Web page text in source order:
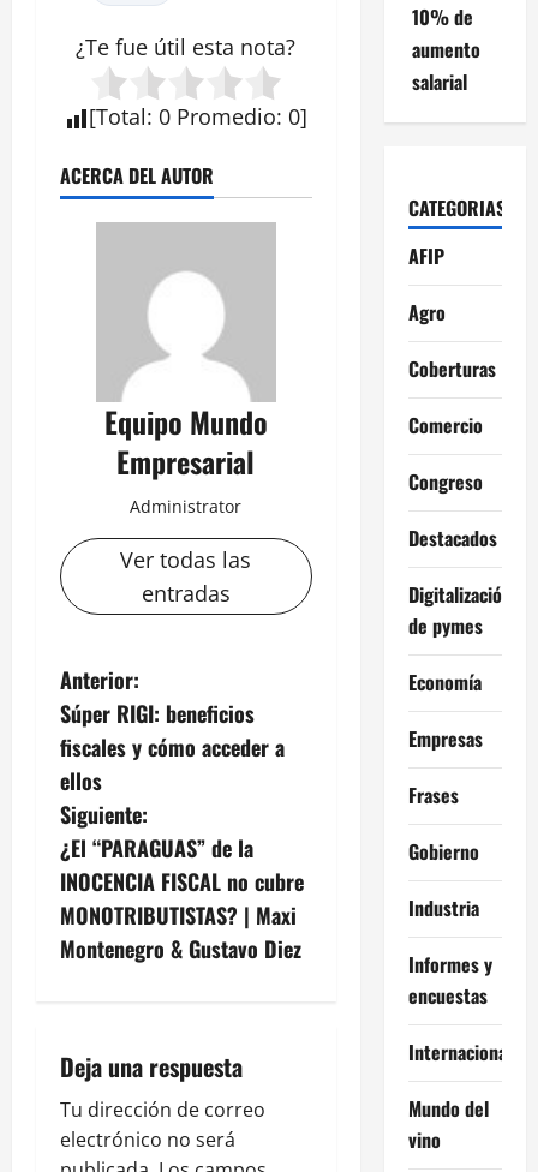
¿Te fue útil esta nota?
[Total: 0 Promedio: 0]
ACERCA DEL AUTOR
Equipo Mundo
Empresarial
Administrator
Ver todas las
entradas
N
a
v
e
g
a
ó
n
Anterior:
Súper RIGI: beneficios
fiscales y cómo acceder a
ellos
Siguiente:
¿El “PARAGUAS” de la
INOCENCIA FISCAL no cubre
MONOTRIBUTISTAS? | Maxi
Montenegro & Gustavo Diez
Deja una respuesta
Tu dirección de correo
electrónico no será
10% de
aumento
salarial
CATEGORIAS
AFIP
Agro
Coberturas
Comercio
Congreso
Destacados
Digitalización
de pymes
Economía
Empresas
Frases
Gobierno
Industria
Informes y
encuestas
Internacional
Mundo del
vino